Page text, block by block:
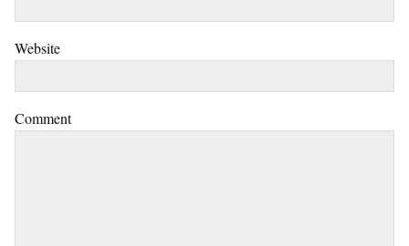
Website
Comment